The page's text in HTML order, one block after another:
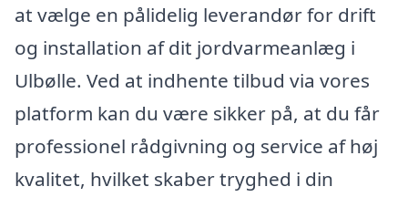
at vælge en pålidelig leverandør for drift
og installation af dit jordvarmeanlæg i
Ulbølle. Ved at indhente tilbud via vores
platform kan du være sikker på, at du får
professionel rådgivning og service af høj
kvalitet, hvilket skaber tryghed i din